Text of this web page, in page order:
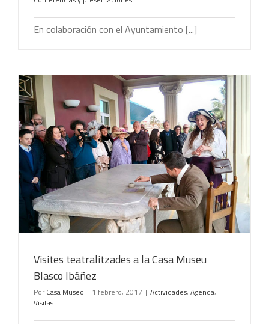
En colaboración con el Ayuntamiento [...]
Visites teatralitzades a la Casa Museu
Blasco Ibáñez
Por Casa Museo | 1 febrero, 2017 | Actividades, Agenda,
Visitas